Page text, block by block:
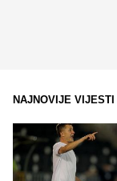
NAJNOVIJE VIJESTI